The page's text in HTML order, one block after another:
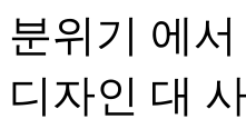
분위기 에
디자인 대